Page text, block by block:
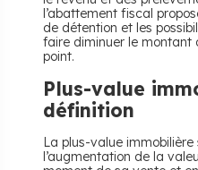
l’abattement fiscal
de détention et les
faire diminuer le montant
point.
Plus-value
définition
La plus-value
l’augmentation de la